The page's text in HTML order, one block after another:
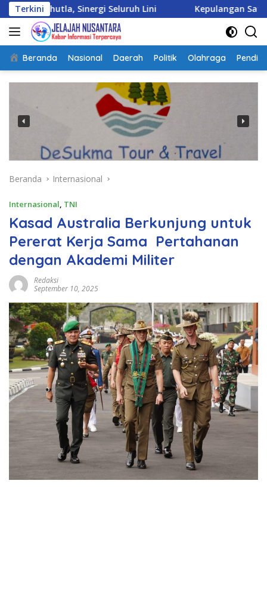
Langsung
ke
konten
Terkini
Sinergi Seluruh Lini Kepulangan Satgas Kizi TNI
Beranda Nasional Daerah Politik Olahraga
Beranda Internasional
Internasional, TNI
Kasad Australia Berkunjung untuk
Pererat Kerja Sama Pertahanan
dengan Akademi Militer
Redaksi
September 10, 2025